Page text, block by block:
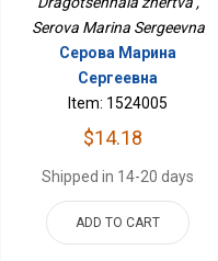
Serova Marina Sergeevna
Серова Марина
Сергеевна
Item: 1524005
$14.18
Shipped in 14-20 days
ADD TO CART